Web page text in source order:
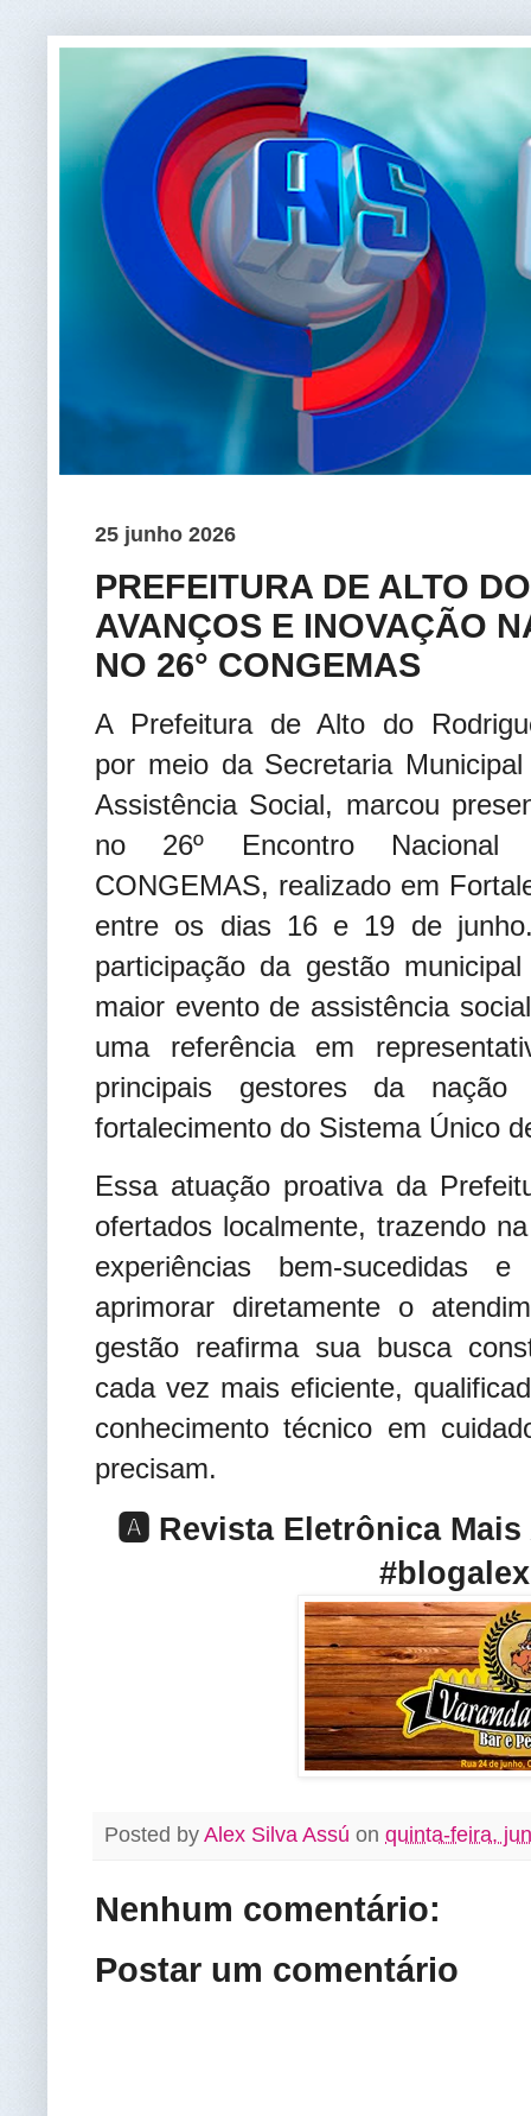
25 junho 2026
PREFEITURA DE ALTO
AVANÇOS E INOVAÇÃO
NO 26° CONGEMAS
A Prefeitura de Alto do
por meio da Secretaria
Assistência Social, marcou
no 26º Encontro Nacional
CONGEMAS, realizado em
entre os dias 16 e 19 de
participação da gestão
maior evento de assistência
uma referência em
principais gestores da
fortalecimento do Sistema Único
​Essa atuação proativa da
ofertados localmente, trazendo
experiências bem-sucedidas
aprimorar diretamente o
gestão reafirma sua busca
cada vez mais eficiente,
conhecimento técnico em
precisam.
🅰️ Revista Eletrônica
Posted by Alex Silva Assú on quinta-feira,
Nenhum comentário:
Postar um comentário